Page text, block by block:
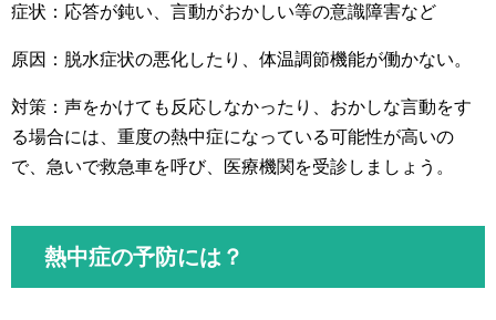
症状：応答が鈍い、言動がおかしい等の意識障害など
原因：脱水症状の悪化したり、体温調節機能が働かない。
対策：声をかけても反応しなかったり、おかしな言動をす
る場合には、重度の熱中症になっている可能性が高いの
で、急いで救急車を呼び、医療機関を受診しましょう。
熱中症の予防には？